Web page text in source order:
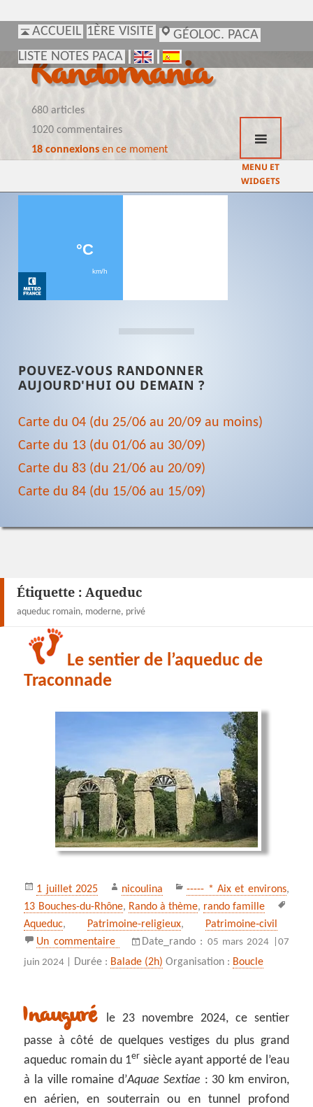
ACCUEIL 1ÈRE VISITE
GÉOLOC. PACA
LISTE NOTES PACA
Randomania
680 articles
1020 commentaires
18 connexionsen ce moment
MENU ET
WIDGETS
POUVEZ-VOUS RANDONNER
AUJOURD'HUI OU DEMAIN ?
Carte du 04 (du 25/06 au 20/09 au moins)
Carte du 13 (du 01/06 au 30/09)
Carte du 83 (du 21/06 au 20/09)
Carte du 84 (du 15/06 au 15/09)
ACCUEIL 1ÈRE VISITE
GÉOLOC. PACA
LISTE NOTES PACA
Étiquette : Aqueduc
aqueduc romain, moderne, privé
Le sentier de l’aqueduc de
Traconnade
Publié
le
1 juillet 2025 Auteur
nicoulina Catégories
----- * Aix et environs,
13 Bouches-du-Rhône, Rando à thème, rando famille
Aqueduc, Patrimoine-religieux,
Patrimoine‑civil
Un commentaire
sur Le sentier de l’aqueduc de Traconnade
Date_rando : 05 mars 2024 | 07
juin 2024 |
Durée : Balade (2h) Organisation : Boucle
Inauguré
le 23 novembre 2024, ce sentier
passe à côté de quelques vestiges du plus grand
aqueduc romain du 1er siècle ayant apporté de l’eau
à la ville romaine d’Aquae Sextiae : 30 km environ,
en aérien, en souterrain ou en tunnel profond